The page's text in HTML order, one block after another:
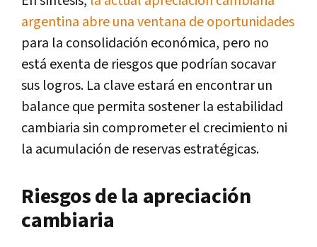
argentina abre una ventana de oportunidades
para la consolidación económica, pero no
está exenta de riesgos que podrían socavar
sus logros. La clave estará en encontrar un
balance que permita sostener la estabilidad
cambiaria sin comprometer el crecimiento ni
la acumulación de reservas estratégicas.
Riesgos de la apreciación
cambiaria